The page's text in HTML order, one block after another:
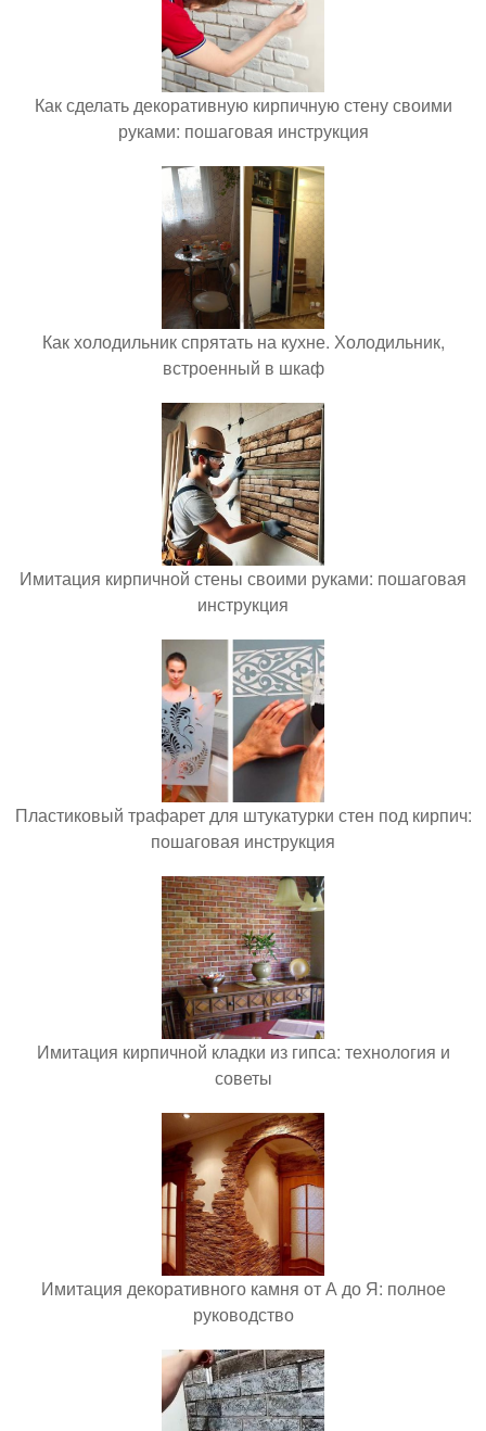
Как сделать декоративную кирпичную стену своими
руками: пошаговая инструкция
Как холодильник спрятать на кухне. Холодильник,
встроенный в шкаф
Имитация кирпичной стены своими руками: пошаговая
инструкция
Пластиковый трафарет для штукатурки стен под кирпич:
пошаговая инструкция
Имитация кирпичной кладки из гипса: технология и
советы
Имитация декоративного камня от А до Я: полное
руководство